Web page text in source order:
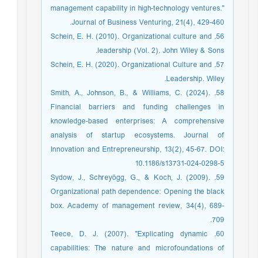
management capability in high-technology ventures."
Journal of Business Venturing, 21(4), 429-460.
56. Schein, E. H. (2010). Organizational culture and
leadership (Vol. 2). John Wiley & Sons.‏
57. Schein, E. H. (2020). Organizational Culture and
Leadership. Wiley.
58. Smith, A., Johnson, B., & Williams, C. (2024).
Financial barriers and funding challenges in
knowledge-based enterprises: A comprehensive
analysis of startup ecosystems. Journal of
Innovation and Entrepreneurship, 13(2), 45-67. DOI:
10.1186/s13731-024-0298-5
59. Sydow, J., Schreyögg, G., & Koch, J. (2009).
Organizational path dependence: Opening the black
box. Academy of management review, 34(4), 689-
709.
60. Teece, D. J. (2007). "Explicating dynamic
capabilities: The nature and microfoundations of